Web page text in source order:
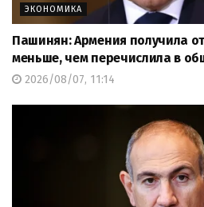
ЭКОНОМИКА
Пашинян: Армения получила
меньше, чем перечислила в
2026/08/07, 11:14